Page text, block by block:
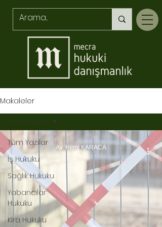
Makaleler
Tüm Yazılar
İş Hukuku
Sağlık Hukuku
Yabancılar
Hukuku
Kira Hukuku
Tüm Yazılar
Av. Hilmi KARACA